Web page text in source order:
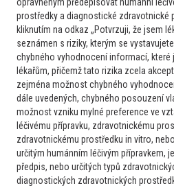
Hematolog
Lymfomy a CLL
Vlasatobuněčná leukémie
Dobrý den, chtěl bych se poradit
pacienta s prokázaným relapsem
(mutace BRAF pozitivní), pacient v
Jako poslední linie byla podáváno
kladribin + rituximab. Můj...
2 7. 1. 2025
prostředky a diagnostické zdravotnické
kliknutím na odkaz „Potvrzuji, že jsem
seznámen s riziky, kterým se
chybného vyhodnocení informací, které
lékařům, přičemž tato rizika zcela
zejména možnost chybného
dále uvedených, chybného posouzení
možnost vzniku mylné preference ve
léčivému přípravku, zdravotnickému
zdravotnickému prostředku in vitro,
určitým humánním léčivým přípravkem,
předpis, nebo určitých typů
diagnostických zdravotnických